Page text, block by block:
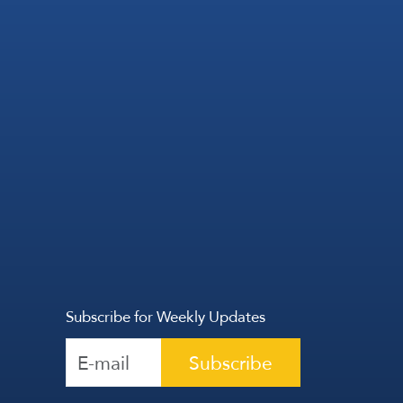
Subscribe for Weekly Updates
Subscribe